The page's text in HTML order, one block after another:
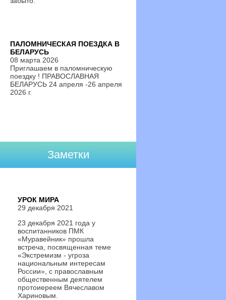
ПАЛОМНИЧЕСКАЯ ПОЕЗДКА В
БЕЛАРУСЬ
08 марта 2026
Приглашаем в паломническую
поездку ! ПРАВОСЛАВНАЯ
БЕЛАРУСЬ 24 апреля -26 апреля
2026 г.
Заметки
УРОК МИРА
29 декабря 2021
23 декабря 2021 года у
воспитанников ПМК
«Муравейник» прошла
встреча, посвященная теме
«Экстремизм - угроза
национальным интересам
России», с православным
общественным деятелем
протоиереем Вячеславом
Хариновым.